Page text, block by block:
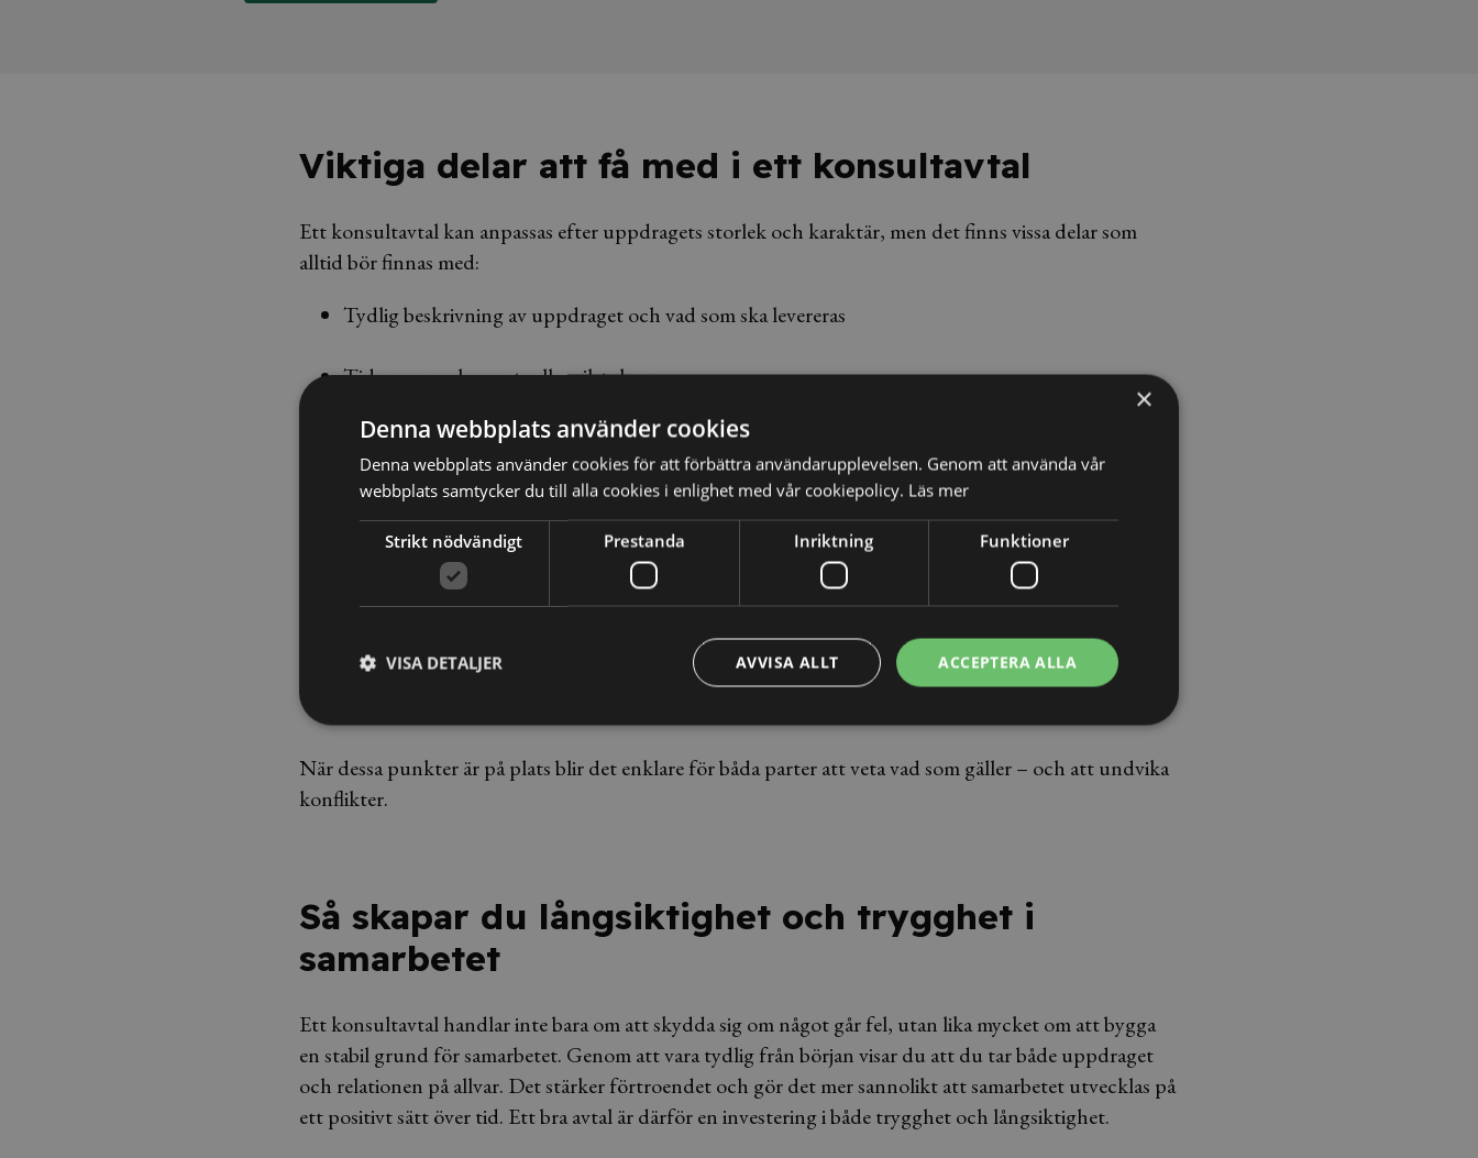
Viktiga delar att få med i ett konsultavtal
Ett konsultavtal kan anpassas efter uppdragets storlek och karaktär, men det finns vissa delar som
alltid bör finnas med:
Tydlig beskrivning av uppdraget och vad som ska levereras
Tidsramar och eventuella milstolpar
Ersättning och betalningsvillkor
Ansvar och skyldigheter för båda parter
Regler för sekretess och hantering av information
Rutiner vid förändringar eller avslut av uppdraget
När dessa punkter är på plats blir det enklare för båda parter att veta vad som gäller – och att undvika
konflikter.
Så skapar du långsiktighet och trygghet i
samarbetet
Ett konsultavtal handlar inte bara om att skydda sig om något går fel, utan lika mycket om att bygga
en stabil grund för samarbetet. Genom att vara tydlig från början visar du att du tar både uppdraget
och relationen på allvar. Det stärker förtroendet och gör det mer sannolikt att samarbetet utvecklas på
ett positivt sätt över tid. Ett bra avtal är därför en investering i både trygghet och långsiktighet.
×
Denna webbplats använder cookies
Denna webbplats använder cookies för att förbättra användarupplevelsen. Genom att använda vår
webbplats samtycker du till alla cookies i enlighet med vår cookiepolicy. Läs mer
Strikt nödvändigt Prestanda Inriktning Funktioner
ACCEPTERA ALLA
AVVISA ALLT
VISA DETALJER